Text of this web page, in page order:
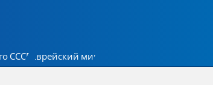
СССР Еврейский мир